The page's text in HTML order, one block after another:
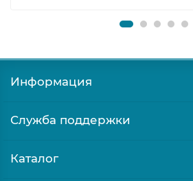
Информация
Служба поддержки
Каталог